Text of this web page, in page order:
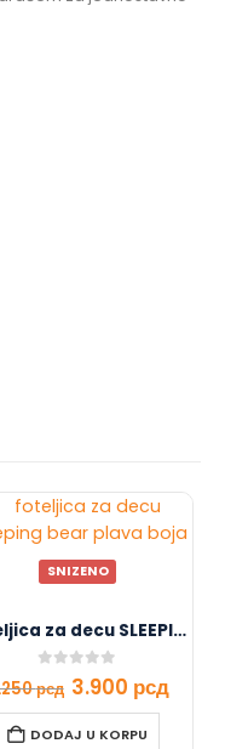
SNIZENO
Foteljica za decu SLEEPING BEAR BLUE B028
out of 5
рсд 3.900 рсд
DODAJ U KORPU